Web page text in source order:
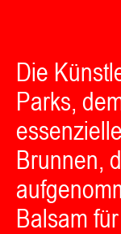
Die
Parks,
Brunnen,
Balsam